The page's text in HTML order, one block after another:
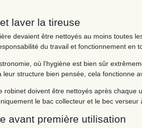
laver la tireuse
devaient être nettoyés au moins toutes
du travail et fonctionnement en
où l'hygiène est bien sûr
structure bien pensée, cela fonctionne
doivent être nettoyés après
le bac collecteur et le bec verseur
avant première utilisation